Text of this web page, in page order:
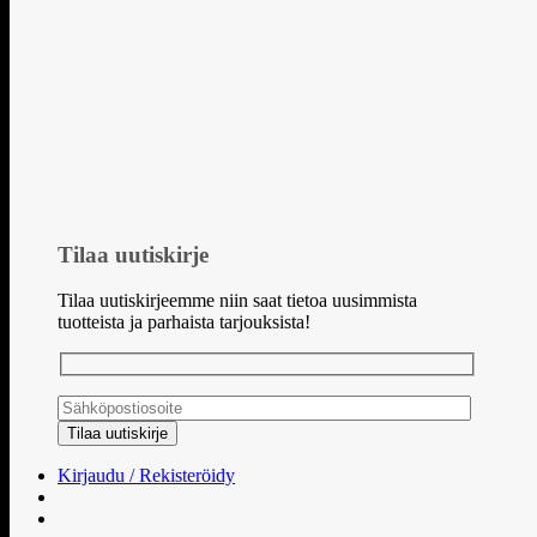
Tilaa uutiskirje
Tilaa uutiskirjeemme niin saat tietoa uusimmista
tuotteista ja parhaista tarjouksista!
Kirjaudu / Rekisteröidy